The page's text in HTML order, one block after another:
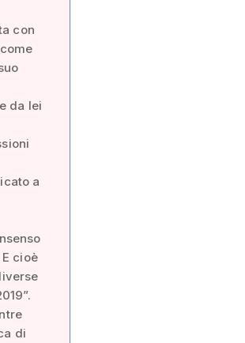
con
da lei
a
cioè
di